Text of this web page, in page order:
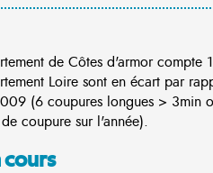
de Côtes d'armor compte
Loire sont en écart par
(6 coupures longues > 3min
coupure sur l'année).
cours